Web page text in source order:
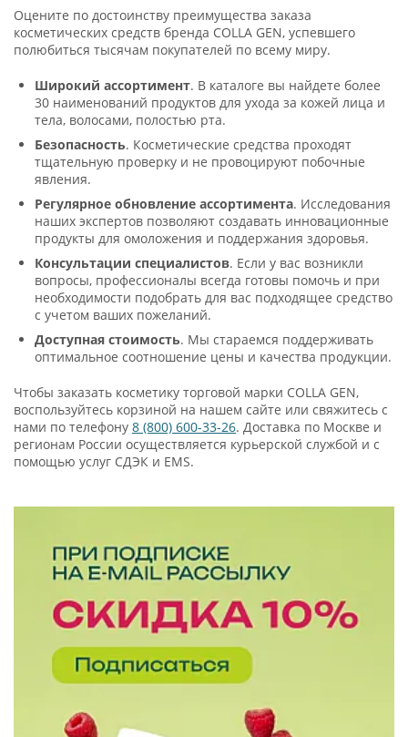
Оцените по достоинству преимущества заказа
косметических средств бренда COLLA GEN, успевшего
полюбиться тысячам покупателей по всему миру.
Широкий ассортимент. В каталоге вы найдете более
30 наименований продуктов для ухода за кожей лица и
тела, волосами, полостью рта.
Безопасность. Косметические средства проходят
тщательную проверку и не провоцируют побочные
явления.
Регулярное обновление ассортимента. Исследования
наших экспертов позволяют создавать инновационные
продукты для омоложения и поддержания здоровья.
Консультации специалистов. Если у вас возникли
вопросы, профессионалы всегда готовы помочь и при
необходимости подобрать для вас подходящее средство
с учетом ваших пожеланий.
Доступная стоимость. Мы стараемся поддерживать
оптимальное соотношение цены и качества продукции.
Чтобы заказать косметику торговой марки COLLA GEN,
воспользуйтесь корзиной на нашем сайте или свяжитесь с
нами по телефону 8 (800) 600-33-26. Доставка по Москве и
регионам России осуществляется курьерской службой и с
помощью услуг СДЭК и EMS.